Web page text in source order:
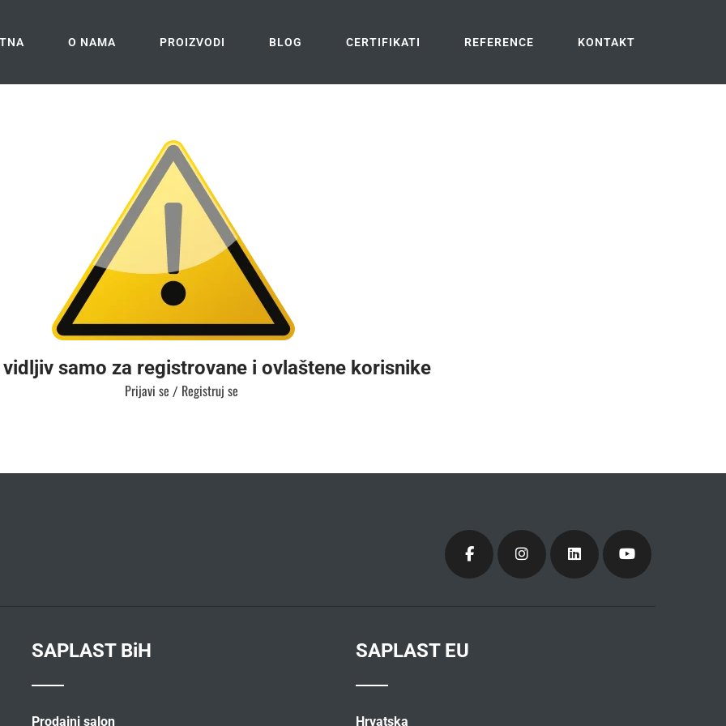
O NAMA PROIZVODI BLOG CERTIFIKATI REFERENCE KONTAKT
samo za registrovane i ovlaštene korisnike
Prijavi se / Registruj se
SAPLAST BiH
Prodajni salon
SAPLAST EU
Hrvatska